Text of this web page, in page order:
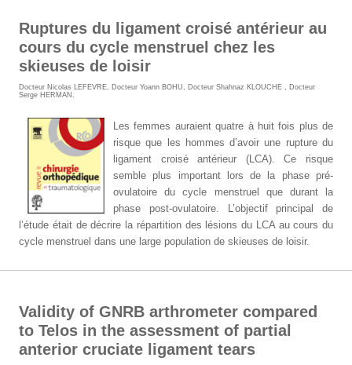
Ruptures du ligament croisé antérieur au
cours du cycle menstruel chez les
skieuses de loisir
Docteur Nicolas LEFEVRE Docteur Yoann BOHU Docteur Shahnaz KLOUCHE
Docteur
Serge HERMAN
Les femmes auraient quatre à huit fois plus de
risque que les hommes d’avoir une rupture du
ligament croisé antérieur (LCA). Ce risque
semble plus important lors de la phase pré-
ovulatoire du cycle menstruel que durant la
phase post-ovulatoire. L’objectif principal de
l’étude était de décrire la répartition des lésions du LCA au cours du
cycle menstruel dans une large population de skieuses de loisir.
Validity of GNRB arthrometer compared
to Telos in the assessment of partial
anterior cruciate ligament tears